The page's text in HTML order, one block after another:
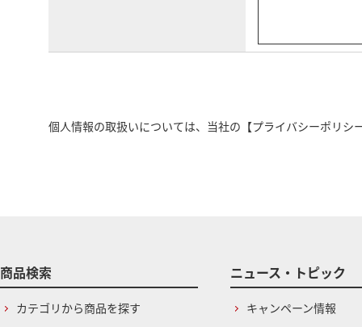
個人情報の取扱いについては、当社の 【プライバシーポリシ
商品検索
カテゴリから商品を探す
ニュース・トピック
キャンペーン情報